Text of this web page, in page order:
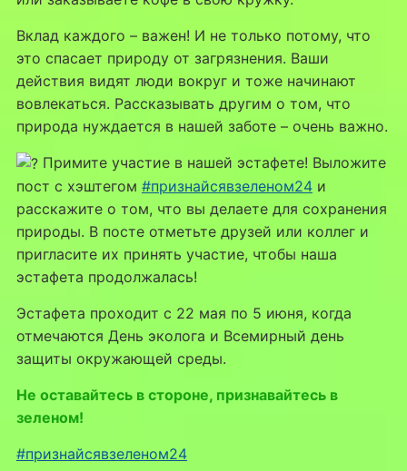
Вклад каждого – важен! И не только потому, что
это спасает природу от загрязнения. Ваши
действия видят люди вокруг и тоже начинают
вовлекаться. Рассказывать другим о том, что
природа нуждается в нашей заботе – очень важно.
Примите участие в нашей эстафете! Выложите
пост с хэштегом #признайсявзеленом24и
расскажите о том, что вы делаете для сохранения
природы. В посте отметьте друзей или коллег и
пригласите их принять участие, чтобы наша
эстафета продолжалась!
Эстафета проходит с 22 мая по 5 июня, когда
отмечаются День эколога и Всемирный день
защиты окружающей среды.
Не оставайтесь в стороне, признавайтесь в
зеленом!
#признайсявзеленом24